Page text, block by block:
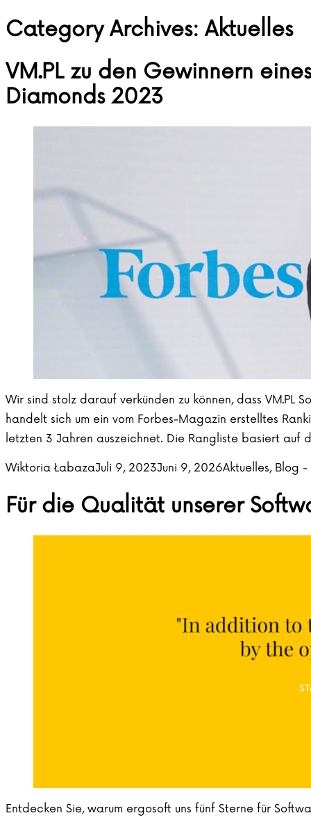
Skip to content
Category Archives:Aktuelles
VM.PL zu den Gewinnern
Diamonds 2023
Wir sind stolz darauf verkünden zu können, dass VM.PL
handelt sich um ein vom Forbes-Magazin erstelltes
letzten 3 Jahren auszeichnet. Die Rangliste basiert auf
Posted by
Wiktoria ŁabazaJuli 9, 2023Juni 9, 2026Posted in
Aktuelles, Blog -
Für die Qualität unserer
Entdecken Sie, warum ergosoft uns fünf Sterne für